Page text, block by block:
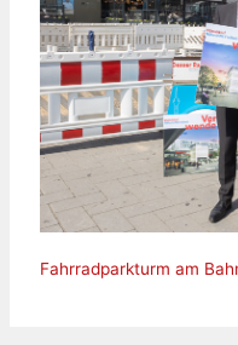
Fahrradparkturm am